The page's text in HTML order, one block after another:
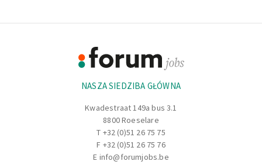
NASZA SIEDZIBA GŁÓWNA
Kwadestraat 149a bus 3.1
8800 Roeselare
T +32 (0)51 26 75 75
F +32 (0)51 26 75 76
E info@forumjobs.be